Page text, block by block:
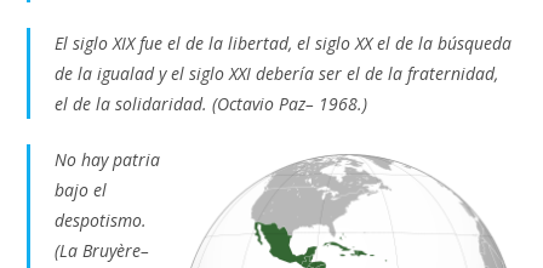
El siglo XIX fue el de la libertad, el siglo XX el de la búsqueda
de la igualad y el siglo XXI debería ser el de la fraternidad,
el de la solidaridad. (Octavio Paz– 1968.)
No hay patria
bajo el
despotismo.
(La Bruyère–